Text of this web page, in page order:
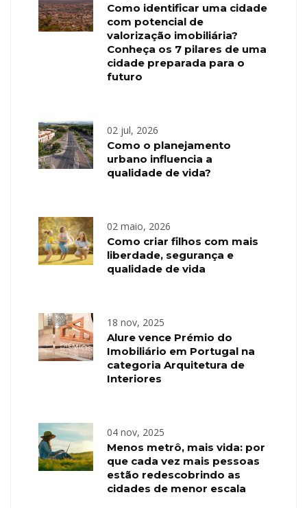
Como identificar uma cidade
com potencial de
valorização imobiliária?
Conheça os 7 pilares de uma
cidade preparada para o
futuro
02 jul, 2026
Como o planejamento
urbano influencia a
qualidade de vida?
02 maio, 2026
Como criar filhos com mais
liberdade, segurança e
qualidade de vida
18 nov, 2025
Alure vence Prémio do
Imobiliário em Portugal na
categoria Arquitetura de
Interiores
04 nov, 2025
Menos metrô, mais vida: por
que cada vez mais pessoas
estão redescobrindo as
cidades de menor escala